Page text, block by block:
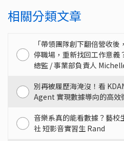
相關分類文章
「帶領團隊創下翻倍營收
停職場，重新找回工作意
總監 / 事業部負責人
別再被履歷海淹沒！看
Agent 實現數據導向的高效
音樂系真的能看數據？藝校
社 短影音實習生 Rand